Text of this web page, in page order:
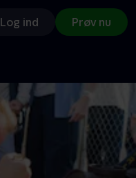
Log ind Prøv nu